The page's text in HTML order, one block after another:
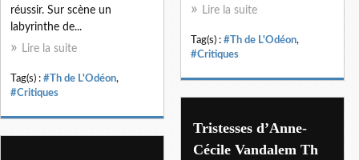
Lire la suite
Tag(s) : #Th de L'Odéon,
#Critiques
réussir. Sur scène un
labyrinthe de...
Lire la suite
Tag(s) : #Th de L'Odéon,
#Critiques
Tristesses d’Anne-
Cécile Vandalem Th